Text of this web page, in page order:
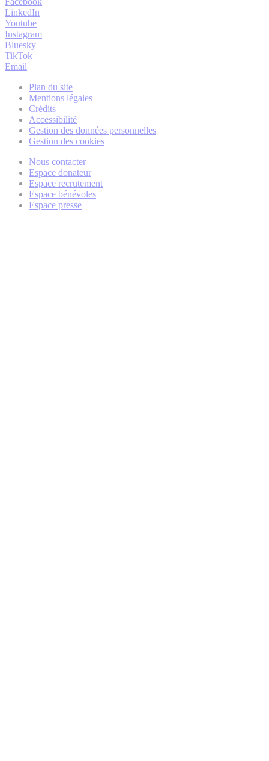
LinkedIn
Youtube
Instagram
Bluesky
TikTok
Email
Plan du site
Mentions légales
Crédits
Accessibilité
Gestion des données personnelles
Gestion des cookies
Nous contacter
Espace donateur
Espace recrutement
Espace bénévoles
Espace presse